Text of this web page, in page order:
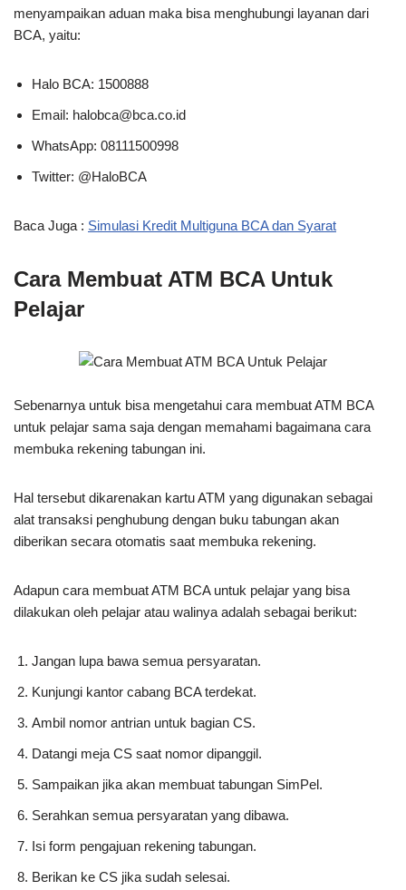
menyampaikan aduan maka bisa menghubungi layanan dari
BCA, yaitu:
Halo BCA: 1500888
Email: halobca@bca.co.id
WhatsApp: 08111500998
Twitter: @HaloBCA
Baca Juga : Simulasi Kredit Multiguna BCA dan Syarat
Cara Membuat ATM BCA Untuk
Pelajar
Sebenarnya untuk bisa mengetahui cara membuat ATM BCA
untuk pelajar sama saja dengan memahami bagaimana cara
membuka rekening tabungan ini.
Hal tersebut dikarenakan kartu ATM yang digunakan sebagai
alat transaksi penghubung dengan buku tabungan akan
diberikan secara otomatis saat membuka rekening.
Adapun cara membuat ATM BCA untuk pelajar yang bisa
dilakukan oleh pelajar atau walinya adalah sebagai berikut:
Jangan lupa bawa semua persyaratan.
Kunjungi kantor cabang BCA terdekat.
Ambil nomor antrian untuk bagian CS.
Datangi meja CS saat nomor dipanggil.
Sampaikan jika akan membuat tabungan SimPel.
Serahkan semua persyaratan yang dibawa.
Isi form pengajuan rekening tabungan.
Berikan ke CS jika sudah selesai.